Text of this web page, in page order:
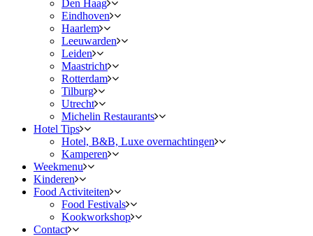
Den Haag
Eindhoven
Haarlem
Leeuwarden
Leiden
Maastricht
Rotterdam
Tilburg
Utrecht
Michelin Restaurants
Hotel Tips
Hotel, B&B, Luxe overnachtingen
Kamperen
Weekmenu
Kinderen
Food Activiteiten
Food Festivals
Kookworkshop
Contact